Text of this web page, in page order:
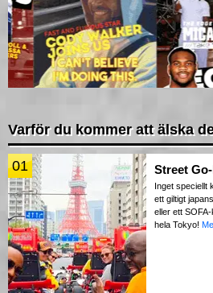
Varför du kommer att älska
01 Street
Inget speciellt
ett giltigt
eller ett
hela Tokyo!